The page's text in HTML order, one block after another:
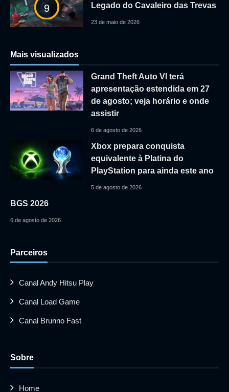
9
Legado do Cavaleiro das Trevas
23 de maio de 2026
Mais visualizados
Grand Theft Auto VI terá
apresentação estendida em 27
de agosto; veja horário e onde
assistir
6 de agosto de 2026
Xbox prepara conquista
equivalente à Platina do
PlayStation para ainda este ano
5 de agosto de 2026
BGS 2026
6 de agosto de 2026
Parceiros
Canal Andy Hitsu Play
Canal Load Game
Canal Brunno Fast
Sobre
Home